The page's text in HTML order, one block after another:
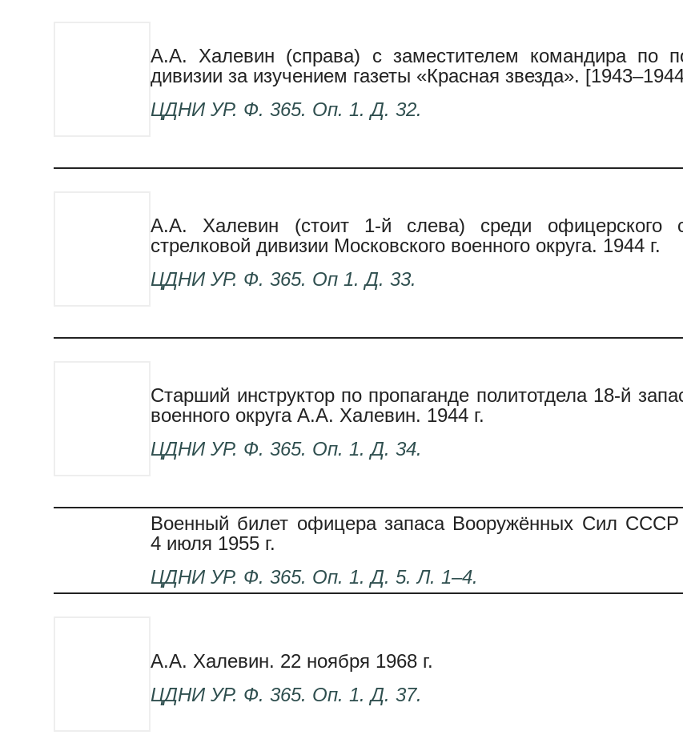
А.А. Халевин (справа) с заместителем командира по
дивизии за изучением газеты «Красная звезда». [1943–1944
ЦДНИ УР. Ф. 365. Оп. 1. Д. 32.
А.А. Халевин (стоит 1-й слева) среди офицерского
стрелковой дивизии Московского военного округа. 1944 г.
ЦДНИ УР. Ф. 365. Оп 1. Д. 33.
Старший инструктор по пропаганде политотдела 18-й
военного округа А.А. Халевин. 1944 г.
ЦДНИ УР. Ф. 365. Оп. 1. Д. 34.
Военный билет офицера запаса Вооружённых Сил
4 июля 1955 г.
ЦДНИ УР. Ф. 365. Оп. 1. Д. 5. Л. 1–4.
А.А. Халевин. 22 ноября 1968 г.
ЦДНИ УР. Ф. 365. Оп. 1. Д. 37.